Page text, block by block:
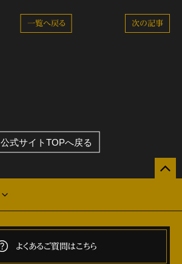
次の記事
一覧へ戻る
公式サイトTOPへ戻る
よくあるご質問はこちら